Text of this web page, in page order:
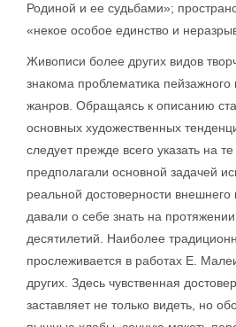
Родиной и ее судьбами»;
«некое особое единство и
Живописи более других видов
знакома проблематика
жанров. Обращаясь к описанию
основных художественных
следует прежде всего указать на
предполагали основной задачей
реальной достоверности
давали о себе знать на
десятилетий. Наиболее
прослеживается в работах Е.
других. Здесь чувственная
заставляет не только видеть, но